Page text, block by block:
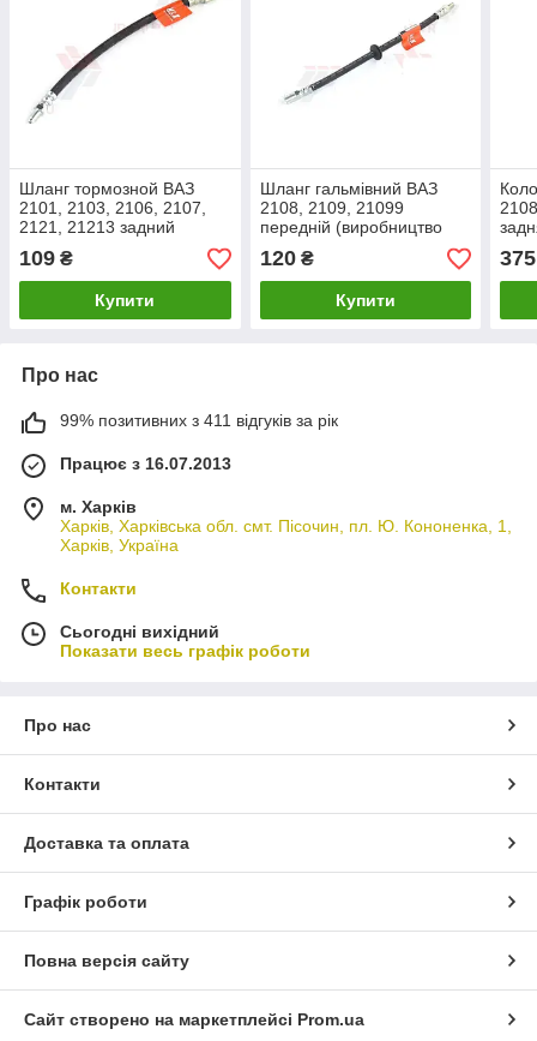
Шланг тормозной ВАЗ
2101, 2103, 2106, 2107,
2121, 21213 задний
Premium, Венгрия)
109 ₴
Купити
Шланг гальмівний ВАЗ
2108, 2109, 21099
передній (виробництво
120₴
Купити
375
Про нас
99% позитивних з 411 відгуків за рік
Працює з 16.07.2013
м. Харків
Харків, Харківська обл. смт. Пісочин, пл. Ю. Кононенка, 1,
Харків, Україна
Контакти
Сьогодні вихідний
Показати весь графік роботи
Про нас
Контакти
Доставка та оплата
Графік роботи
Повна версія сайту
Сайт створено на маркетплейсі Prom.ua